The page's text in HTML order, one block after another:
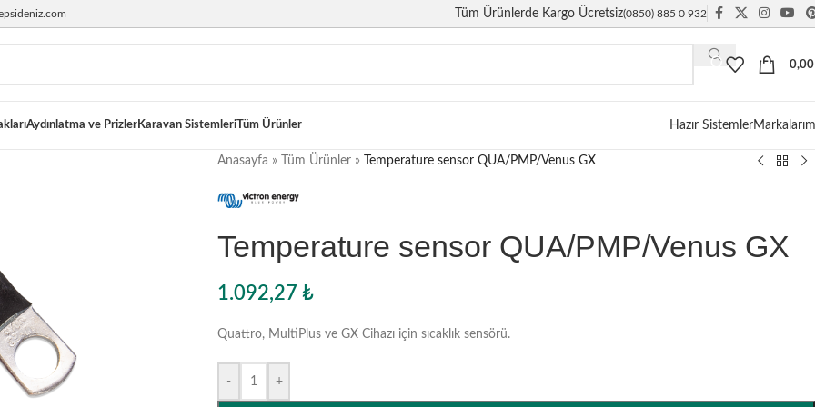
Tüm Ürünlerde Kargo Ücretsiz(0850) 885 0 932
Aydınlatma ve PrizlerKaravan SistemleriTüm Ürünler Hazır Sistemler
Anasayfa » Tüm Ürünler » Temperature sensor QUA/PMP/Venus GX
Temperature sensor QUA/PMP/Venus GX
1.092,27 ₺
Quattro, MultiPlus ve GX Cihazı için sıcaklık sensörü.
- +